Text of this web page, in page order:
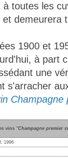
toutes les
demeurera
1900 et
à part
une
s'arracher
Champagne
vins "Champagne premier
1996